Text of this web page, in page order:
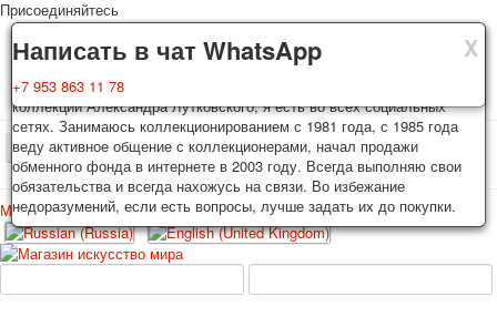
X
Доставка
Колоды, почтовые открытки тщательно упаковываются и
отправляются в течении 3-4 рабочих дней после оплаты.
Исключение: репринт под заказ, такие колоды карт отправляются в
течении 7-8 рабочих дней. Отправка осуществляется почтой России
с треком отслеживания. Цена пересылки зависит от веса и тарифов
почты на момент покупки. По желанию покупателя возможна
отправка СДЕК или другими транспортными компаниями.
X
Гарантия
Вы покупаете колоды игральных карт, почтовые открытки из частной
коллекции Александра Лутковского, я есть во всех социальных
сетях. Занимаюсь коллекционированием с 1981 года, с 1985 года
веду активное общение с коллекционерами, начал продажи
обменного фонда в интернете в 2003 году. Всегда выполняю свои
обязательства и всегда нахожусь на связи. Во избежание
недоразумений, если есть вопросы, лучше задать их до покупки.
X
Написать в чат WhatsApp
+7 953 863 11 78
Присоединяйтесь
TPL_PROTOSTAR_TOGGLE_MENU
Главная Игральные карты Открытки
Меню
Главная
Игральные карты
Эротические рисунки
Войти